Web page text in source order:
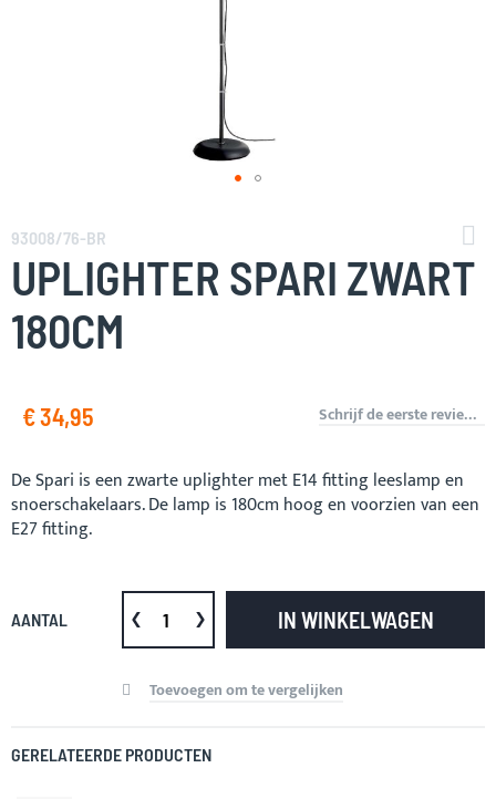
naar
het
begin
van
de
afbeeldingen-
93008/76-BR
UPLIGHTER SPARI ZWART
180CM
€ 34,95 Schrijf de eerste review over dit product
De Spari is een zwarte uplighter met E14 fitting leeslamp en
snoerschakelaars. De lamp is 180cm hoog en voorzien van een
E27 fitting.
AANTAL IN WINKELWAGEN
Toevoegen om te vergelijken
GERELATEERDE PRODUCTEN